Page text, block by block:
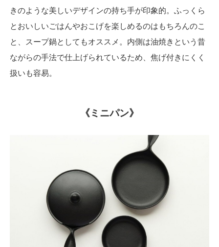
きのような美しいデザインの持ち手が印象的。ふっくら
とおいしいごはんやおこげを楽しめるのはもちろんのこ
と、スープ鍋としてもオススメ。内側は油焼きという昔
ながらの手法で仕上げられているため、焦げ付きにくく
扱いも容易。
《ミニパン》